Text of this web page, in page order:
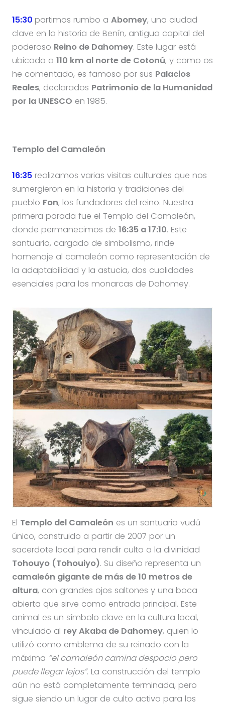
15:30 partimos rumbo a Abomey, una ciudad
clave en la historia de Benín, antigua capital del
poderoso Reino de Dahomey. Este lugar está
ubicado a 110 km al norte de Cotonú, y como os
he comentado, es famoso por sus Palacios
Reales, declarados Patrimonio de la Humanidad
por la UNESCO en 1985.
Templo del Camaleón
16:35 realizamos varias visitas culturales que nos
sumergieron en la historia y tradiciones del
pueblo Fon, los fundadores del reino. Nuestra
primera parada fue el Templo del Camaleón,
donde permanecimos de 16:35 a 17:10. Este
santuario, cargado de simbolismo, rinde
homenaje al camaleón como representación de
la adaptabilidad y la astucia, dos cualidades
esenciales para los monarcas de Dahomey.
El Templo del Camaleón es un santuario vudú
único, construido a partir de 2007 por un
sacerdote local para rendir culto a la divinidad
Tohouyo (Tohouiyo). Su diseño representa un
camaleón gigante de más de 10 metros de
altura, con grandes ojos saltones y una boca
abierta que sirve como entrada principal. Este
animal es un símbolo clave en la cultura local,
vinculado al rey Akaba de Dahomey, quien lo
utilizó como emblema de su reinado con la
máxima “el camaleón camina despacio pero
puede llegar lejos”. La construcción del templo
aún no está completamente terminada, pero
sigue siendo un lugar de culto activo para los